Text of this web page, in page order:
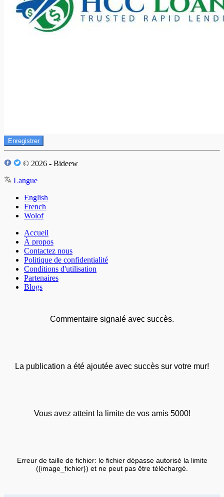
Enregistrer
© 2026 - Bideew
Langue
English
French
Wolof
Accueil
À propos
Contactez nous
Politique de confidentialité
Conditions d'utilisation
Partenaires
Blogs
Commentaire signalé avec succès.
La publication a été ajoutée avec succès sur votre mur!
Vous avez atteint la limite de vos amis 5000!
Erreur de taille de fichier: le fichier dépasse autorisé la limite
({image_fichier}) et ne peut pas être téléchargé.